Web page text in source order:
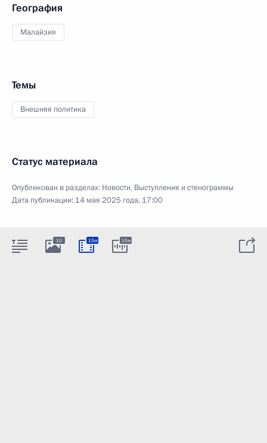
География
Малайзия
Темы
Внешняя политика
Статус материала
Опубликован в разделах: Новости, Выступления и стенограммы
Дата публикации: 14 мая 2025 года, 17:00
10 15м 15м